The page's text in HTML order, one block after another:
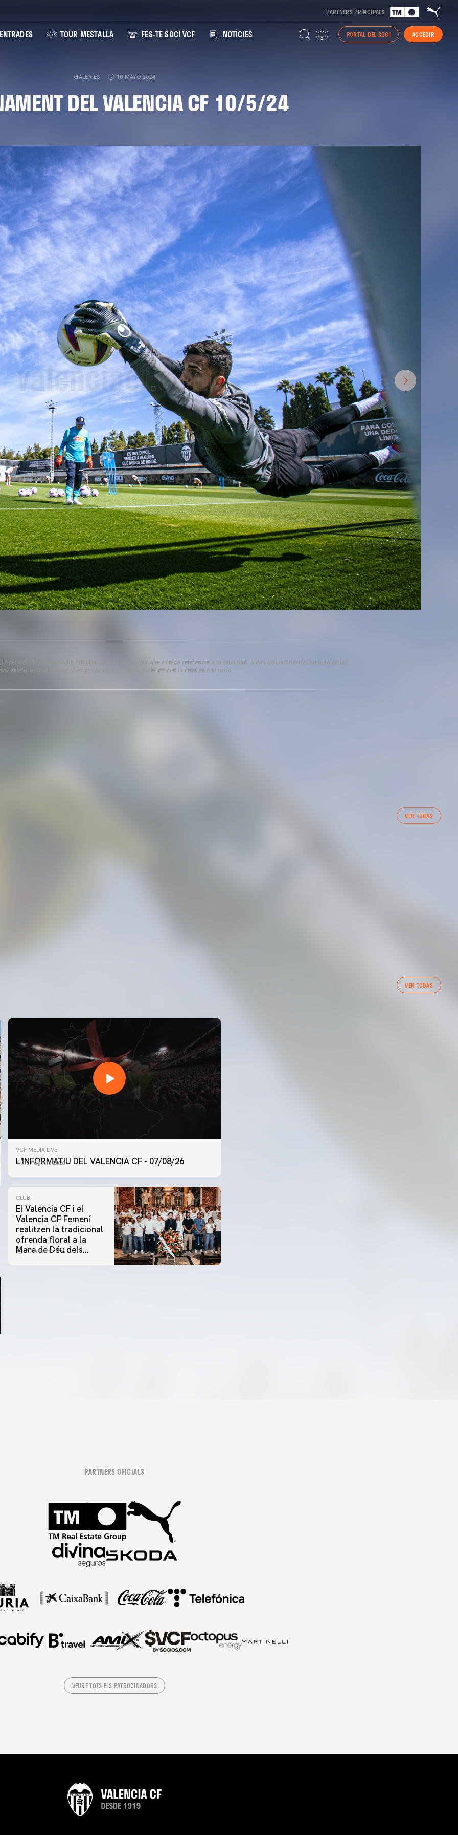
PARTNERS PRINCIPALS
ENTRADES TOUR MESTALLA FES-TE SOCI VCF NOTICIES PORTAL DEL SOCI ACCEDIR
GALERÍES 10 MAYO 2024
DEL VALENCIA CF 10/5/24
Es permet l'ús del contingut editorial de l'article sempre que es faça referència a la seua font, a més de contindre el següent enllaç:
Fotografies de Lázaro de la Peña, no es permet la seua reutilització.
VER TODAS
VER TODAS
VCF MEDIA LIVE
L'INFORMATIU DEL VALENCIA CF - 07/08/26
07 agosto 2026
ENTRENAMENT DEL VALENCIA CF 7/8/2026
CLUB
El Valencia CF i el
Valencia CF Femení
realitzen la tradicional
ofrenda floral a la
Mare de Déu dels
07 agosto 2026
PARTNERS OFICIALS
VEURE TOTS ELS PATROCINADORS